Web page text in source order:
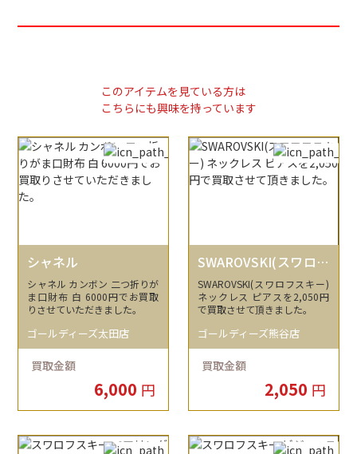
このアイテムを見ている方は
こちらにも興味を持っています
シャネル
シャネル カンボン 二つ折りが
ま口財布 白 6000円でお買取
りさせていただきました。
ゴールディーズ太田店
買取金額
6,000 円
SWAROVSKI(スワロフ
スキー)
SWAROVSKI(スワロフスキー)
ネックレス ピアスを2,050円
で買取させて頂きました。
ゴールディーズ熊谷店
買取金額
2,050 円